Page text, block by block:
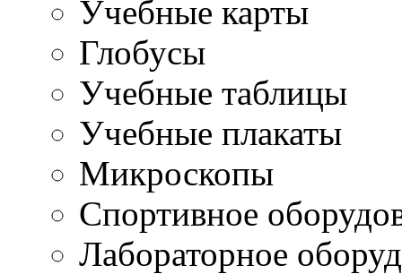
Учебные карты
Глобусы
Учебные таблицы
Учебные плакаты
Микроскопы
Спортивное
Лабораторное